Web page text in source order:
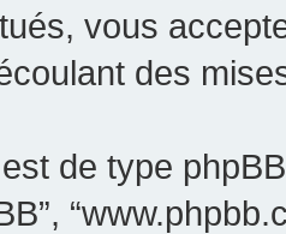
vous
des
de type phpBB